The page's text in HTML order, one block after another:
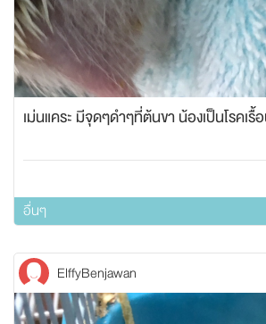
เม่นแคระ มีจุดๆดำๆที่ต้นขา น้องเป็นโรคเรื้
อื่นๆ
ElffyBenjawan